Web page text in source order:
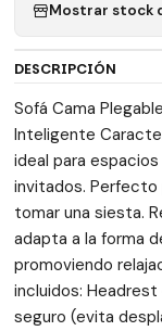
Mostrar stock
DESCRIPCIÓN
Sofá Cama
Inteligente
ideal para
invitados. Perfecto
tomar una siesta.
adapta a la forma
promoviendo
incluidos:
seguro (evita